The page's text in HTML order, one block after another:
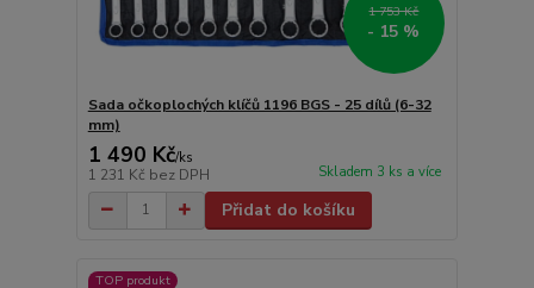
1 753 Kč
- 15 %
Sada očkoplochých klíčů 1196 BGS - 25 dílů (6-32
mm)
1 490 Kč/ks
1 231 Kč bez DPH Skladem 3 ks a více
Přidat do košíku
TOP produkt